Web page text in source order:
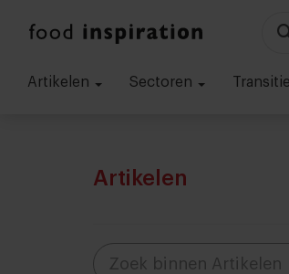
Artikelen Sectoren
Artikelen